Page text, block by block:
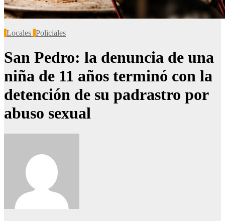
Locales Policiales
San Pedro: la denuncia de una
niña de 11 años terminó con la
detención de su padrastro por
abuso sexual